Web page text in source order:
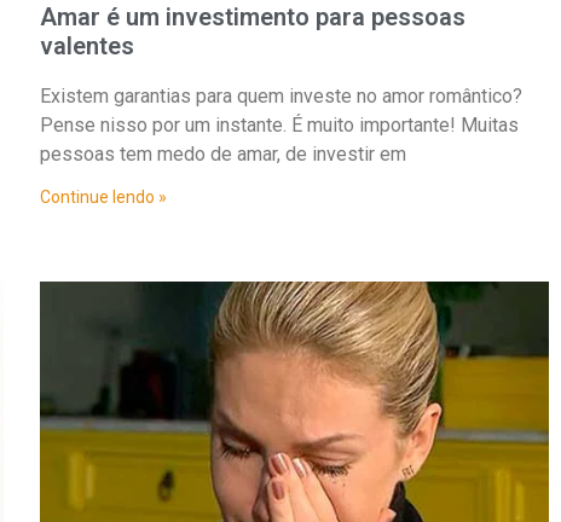
Amar é um investimento para pessoas
valentes
Existem garantias para quem investe no amor romântico?
Pense nisso por um instante. É muito importante! Muitas
pessoas tem medo de amar, de investir em
Continue lendo »